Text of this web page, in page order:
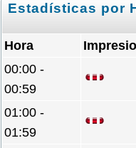
Estadísticas por
Hora
00:00 -
00:59
01:00 -
01:59